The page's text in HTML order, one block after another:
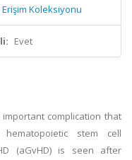
Erişim Koleksiyonu
Evet
complication that
stem cell
(aGvHD) is seen after